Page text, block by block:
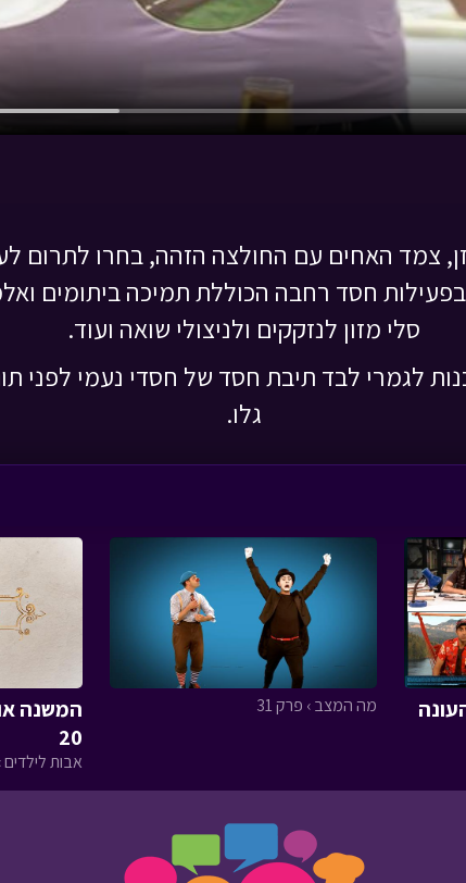
צמד האחים עם החולצה הזהה, בחרו לתרום
חסד רחבה הכוללת תמיכה ביתומים
סלי מזון לנזקקים ולניצולי שואה ועוד.
לגמרי לבד תיבת חסד של חסדי נעמי לפני
גלו.
מה המצב › פרק 31
המשנה
20
אבות לילדים ›